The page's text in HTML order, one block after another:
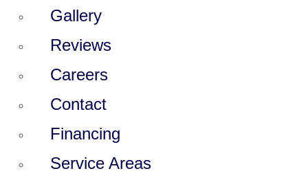
Gallery
Reviews
Careers
Contact
Financing
Service Areas